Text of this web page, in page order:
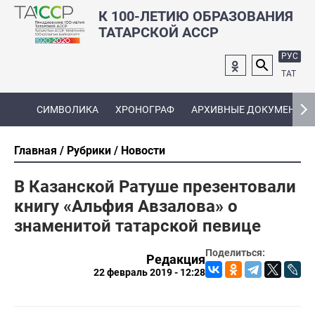
К 100-ЛЕТИЮ ОБРАЗОВАНИЯ
ТАТАРСКОЙ АССР
РУС
ТАТ
СИМВОЛИКА ХРОНОГРАФ АРХИВНЫЕ ДОКУМЕНТЫ
Главная Рубрики Новости
В Казанской Ратуше презентовали
книгу «Альфия Авзалова» о
знаменитой татарской певице
Поделиться:
Редакция
22 февраль 2019 - 12:28